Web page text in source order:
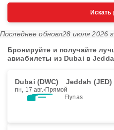
Искать
Последнее обновл28 июля 2026
Бронируйте и получайте
авиабилеты из Dubai в
Dubai (DWC) Jeddah (JED)
пн, 17 авг. Прямой
Flynas